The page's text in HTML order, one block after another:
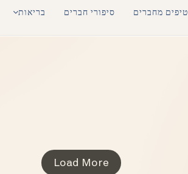
בריאות סיפורי חברים טיפים מחברים
Load More